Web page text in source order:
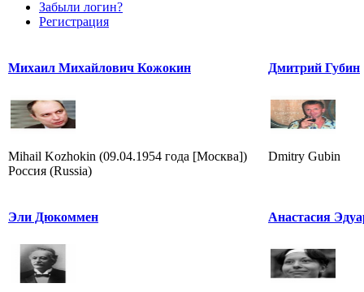
Забыли логин?
Регистрация
Михаил Михайлович Кожокин
Mihail Kozhokin (09.04.1954 года [Москва])
Россия (Russia)
Дмитрий Губин
Dmitry Gubin
Эли Дюкоммен Анастасия